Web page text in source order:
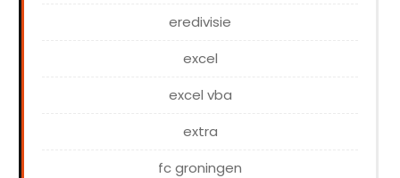
eredivisie
excel
excel vba
extra
fc groningen